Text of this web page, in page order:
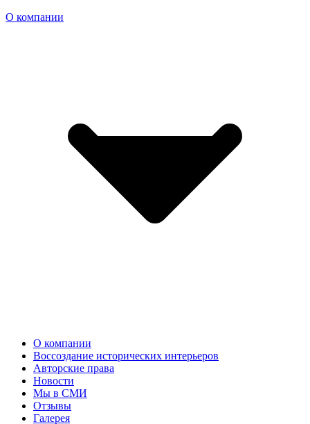
О компании
О компании
Воссоздание исторических интерьеров
Авторские права
Новости
Мы в СМИ
Отзывы
Галерея